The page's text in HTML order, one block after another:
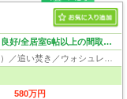
一部リフォーム済み/電子キー/全居室南向きの為、陽当り良好/全居室6帖以上の間取り/閑静な住宅地/4LDK
580万円